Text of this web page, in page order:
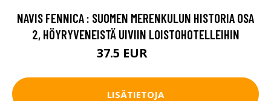
NAVIS FENNICA : SUOMEN MERENKULUN HISTORIA OSA
2, HÖYRYVENEISTÄ UIVIIN LOISTOHOTELLEIHIN
37.5 EUR
LISÄTIETOJA